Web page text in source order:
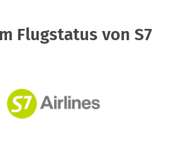
Flugstatus von S7